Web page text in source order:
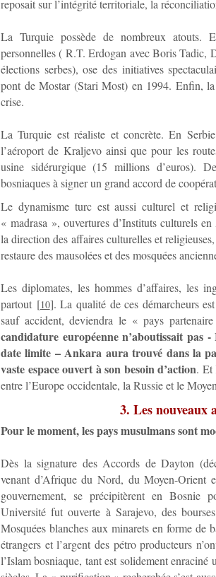
reposait sur l’intégrité territoriale, la
La Turquie possède de nombreux atouts.
personnelles ( R.T. Erdogan avec Boris Tadic,
élections serbes), ose des initiatives
pont de Mostar (Stari Most) en 1994. Enfin,
crise.
La Turquie est réaliste et concrète. En
l’aéroport de Kraljevo ainsi que pour les
usine sidérurgique (15 millions d’euros).
bosniaques à signer un grand accord de
Le dynamisme turc est aussi culturel et
« madrasa », ouvertures d’Instituts culturels
la direction des affaires culturelles et
restaure des mausolées et des mosquées
Les diplomates, les hommes d’affaires, les
partout [10]. La qualité de ces démarcheurs
sauf accident, deviendra le « pays
candidature européenne n’aboutissait pas
date limite – Ankara aura trouvé dans la
vaste espace ouvert à son besoin d’action. Et
entre l’Europe occidentale, la Russie et le
3. Les nouveaux
Pour le moment, les pays musulmans sont
Dès la signature des Accords de Dayton
venant d’Afrique du Nord, du Moyen-Orient
gouvernement, se précipitèrent en
Université fut ouverte à Sarajevo, des
Mosquées blanches aux minarets en forme de
étrangers et l’argent des pétro producteurs
l’Islam bosniaque, tant est solidement